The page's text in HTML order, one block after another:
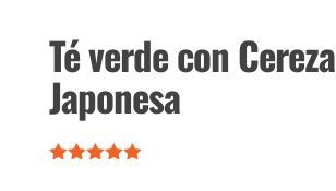
Té verde con Cereza
Japonesa